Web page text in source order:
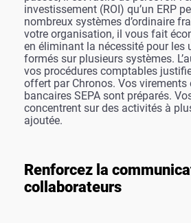
investissement (ROI) qu’un ERP
nombreux systèmes d’ordinaire
votre organisation, il vous fait
en éliminant la nécessité pour les
formés sur plusieurs systèmes.
vos procédures comptables
offert par Chronos. Vos virements
bancaires SEPA sont préparés.
concentrent sur des activités à
ajoutée.
Renforcez la
collaborateurs